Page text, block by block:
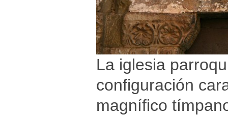
La iglesia
configuración
magnífico